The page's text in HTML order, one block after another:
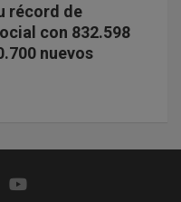
récord de
con 832.598
nuevos